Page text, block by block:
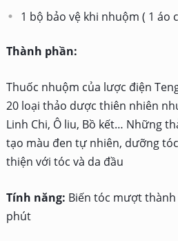
1 bộ bảo vệ khi nhuộm ( 1 áo
Thành phần:
Thuốc nhuộm của lược điện
20 loại thảo dược thiên nhiên
Linh Chi, Ô liu, Bồ kết… Những
tạo màu đen tự nhiên, dưỡng
thiện với tóc và da đầu
Tính năng: Biến tóc mượt
phút